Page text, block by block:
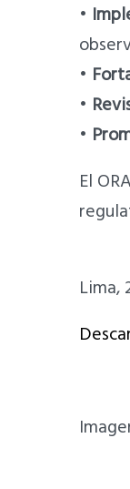
•
•
•
•
El
Lima,